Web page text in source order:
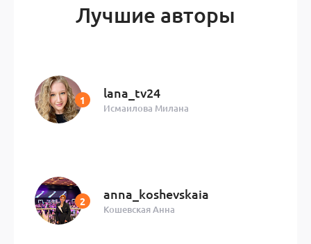
Лучшие авторы
lana_tv24
Исмаилова Милана
anna_koshevskaia
Кошевская Анна